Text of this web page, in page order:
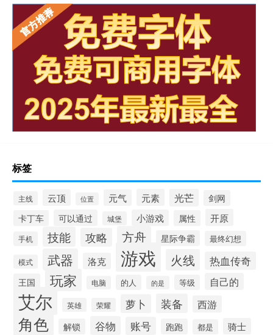
标签
主线 云顶 位置 元气 元素 光芒
剑网
卡丁车
可以通过 城堡 小游戏 属性 开原
手机 技能 攻略 方舟 星际争霸 最终幻想
模式 武器 洛克 游戏 火线 热血传奇
王国 玩家 电脑 的人 的是 等级 自己的
艾尔 英雄 荣耀 萝卜 装备 西游
角色 解锁 谷物 账号 跑跑 都是 骑士